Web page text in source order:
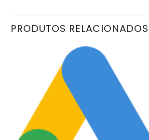
PRODUTOS RELACIONADOS